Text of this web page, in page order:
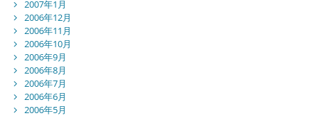
2007年1月
2006年12月
2006年11月
2006年10月
2006年9月
2006年8月
2006年7月
2006年6月
2006年5月